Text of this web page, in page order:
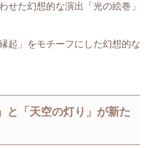
せた幻想的な演出「光の絵巻」
起」をモチーフにした幻想的な
と「天空の灯り」が新た